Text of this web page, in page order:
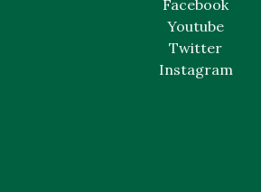
Facebook
Youtube
Twitter
Instagram